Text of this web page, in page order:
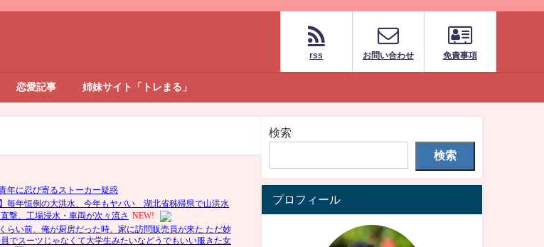
rss お問い合わせ 免責事項
恋愛記事 姉妹サイト「トレまる」
検索
検索
プロフィール